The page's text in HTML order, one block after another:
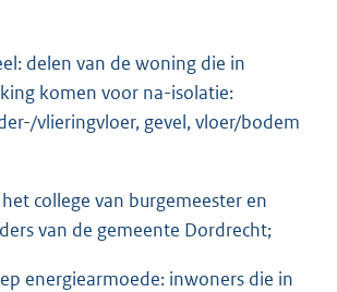
delen van de woning die in
komen voor na-isolatie:
vlieringvloer, gevel, vloer/bodem
college van burgemeester en
van de gemeente Dordrecht;
energiearmoede: inwoners die in